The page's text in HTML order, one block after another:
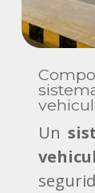
Un